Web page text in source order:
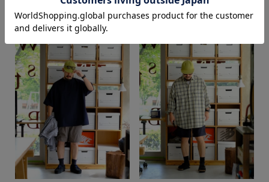
価格
商品タイプ
通常商品 予約商品
セール価格 WEB限定